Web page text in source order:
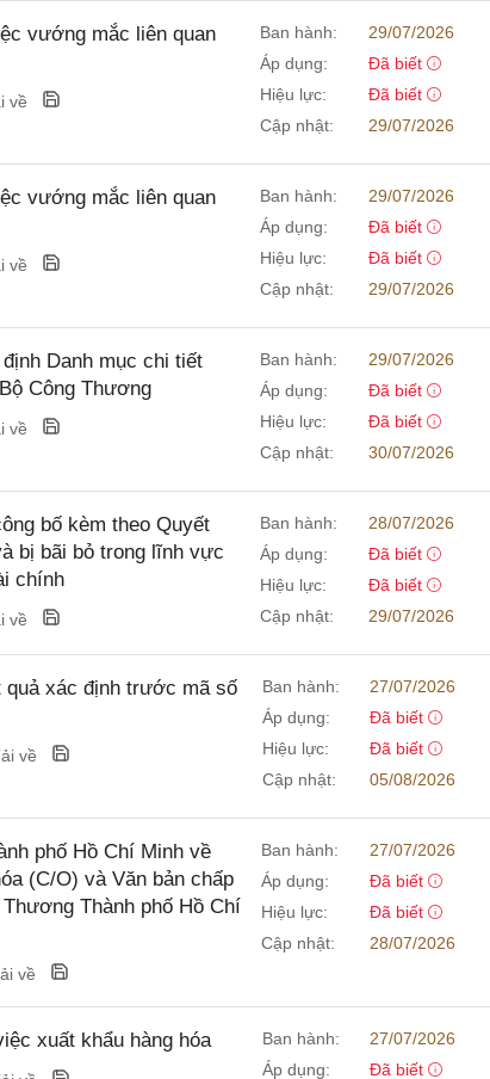
vướng mắc liên quan
về
Ban hành:
29/07/2026
Áp dụng:
Đã biết
Hiệu lực:
Đã biết
Cập nhật:
29/07/2026
vướng mắc liên quan
về
Ban hành:
29/07/2026
Áp dụng:
Đã biết
Hiệu lực:
Đã biết
Cập nhật:
29/07/2026
Danh mục chi tiết
Công Thương
về
Ban hành:
29/07/2026
Áp dụng:
Đã biết
Hiệu lực:
Đã biết
Cập nhật:
30/07/2026
bố kèm theo Quyết
bị bãi bỏ trong lĩnh vực
chính
về
Ban hành:
28/07/2026
Áp dụng:
Đã biết
Hiệu lực:
Đã biết
Cập nhật:
29/07/2026
quả xác định trước mã số
về
Ban hành:
27/07/2026
Áp dụng:
Đã biết
Hiệu lực:
Đã biết
Cập nhật:
05/08/2026
phố Hồ Chí Minh về
(C/O) và Văn bản chấp
Thành phố Hồ Chí
về
Ban hành:
27/07/2026
Áp dụng:
Đã biết
Hiệu lực:
Đã biết
Cập nhật:
28/07/2026
xuất khẩu hàng hóa Ban hành:
27/07/2026
Áp dụng:
Đã biết